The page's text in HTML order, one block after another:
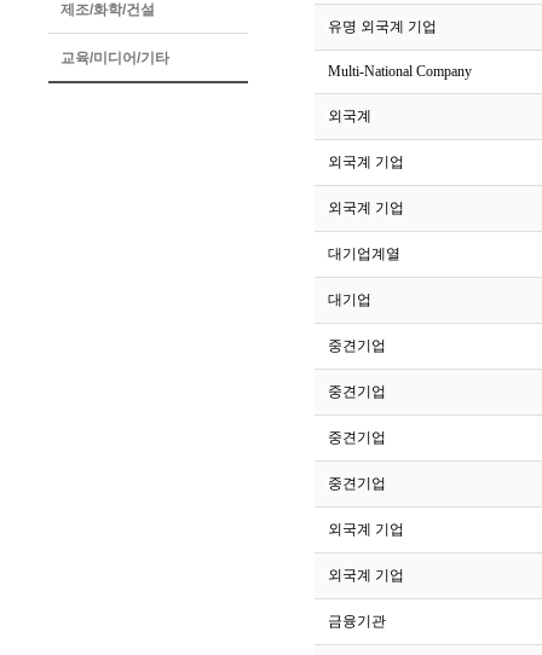
제조/화학/건설
교육/미디어/기타
30
유명 외국계 기업
29
Multi-National Company
28
외국계
27
외국계 기업
26
외국계 기업
25
대기업계열
24
대기업
23
중견기업
22
중견기업
21
중견기업
20
중견기업
19
외국계 기업
18
외국계 기업
17
금융기관